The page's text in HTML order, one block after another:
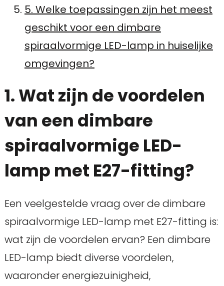
5. Welke toepassingen zijn het meest
geschikt voor een dimbare
spiraalvormige LED-lamp in huiselijke
omgevingen?
1. Wat zijn de voordelen
van een dimbare
spiraalvormige LED-
lamp met E27-fitting?
Een veelgestelde vraag over de dimbare
spiraalvormige LED-lamp met E27-fitting is:
wat zijn de voordelen ervan? Een dimbare
LED-lamp biedt diverse voordelen,
waaronder energiezuinigheid,